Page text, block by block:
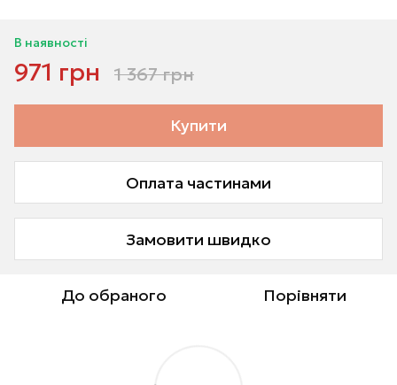
В наявності
971 грн 1 367 грн
Купити
Оплата частинами
Замовити швидко
До обраного Порівняти